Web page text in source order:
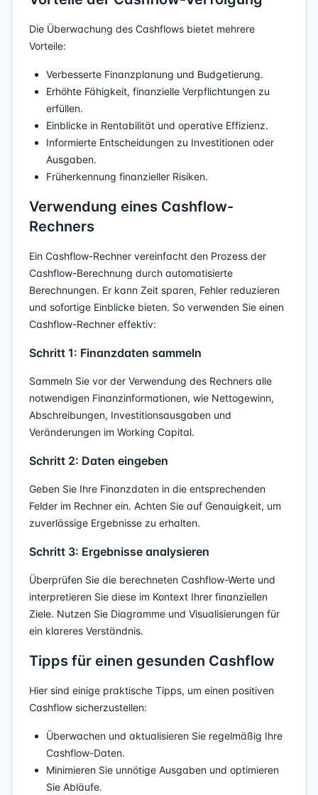
Die Überwachung des Cashflows bietet mehrere
Vorteile:
Verbesserte Finanzplanung und Budgetierung.
Erhöhte Fähigkeit, finanzielle Verpflichtungen zu
erfüllen.
Einblicke in Rentabilität und operative Effizienz.
Informierte Entscheidungen zu Investitionen oder
Ausgaben.
Früherkennung finanzieller Risiken.
Verwendung eines Cashflow-
Rechners
Ein Cashflow-Rechner vereinfacht den Prozess der
Cashflow-Berechnung durch automatisierte
Berechnungen. Er kann Zeit sparen, Fehler reduzieren
und sofortige Einblicke bieten. So verwenden Sie einen
Cashflow-Rechner effektiv:
Schritt 1: Finanzdaten sammeln
Sammeln Sie vor der Verwendung des Rechners alle
notwendigen Finanzinformationen, wie Nettogewinn,
Abschreibungen, Investitionsausgaben und
Veränderungen im Working Capital.
Schritt 2: Daten eingeben
Geben Sie Ihre Finanzdaten in die entsprechenden
Felder im Rechner ein. Achten Sie auf Genauigkeit, um
zuverlässige Ergebnisse zu erhalten.
Schritt 3: Ergebnisse analysieren
Überprüfen Sie die berechneten Cashflow-Werte und
interpretieren Sie diese im Kontext Ihrer finanziellen
Ziele. Nutzen Sie Diagramme und Visualisierungen für
ein klareres Verständnis.
Tipps für einen gesunden Cashflow
Hier sind einige praktische Tipps, um einen positiven
Cashflow sicherzustellen:
Überwachen und aktualisieren Sie regelmäßig Ihre
Cashflow-Daten.
Minimieren Sie unnötige Ausgaben und optimieren
Sie Abläufe.